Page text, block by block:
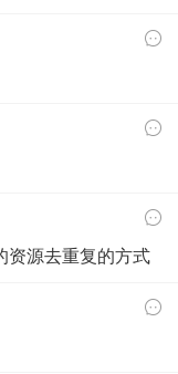
资源去重复的方式